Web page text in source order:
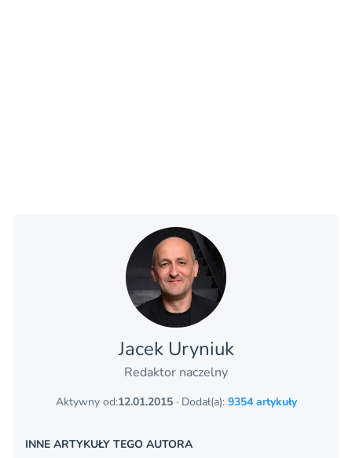
Jacek Uryniuk
Redaktor naczelny
Aktywny od:12.01.2015· Dodał(a): 9354 artykuły
INNE ARTYKUŁY TEGO AUTORA